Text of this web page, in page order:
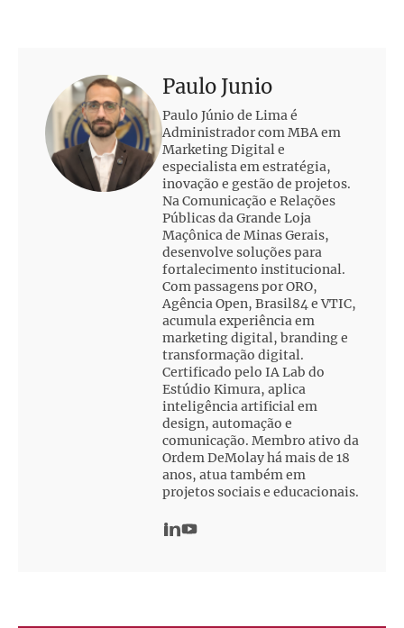
Paulo Junio
Paulo Júnio de Lima é
Administrador com MBA em
Marketing Digital e
especialista em estratégia,
inovação e gestão de projetos.
Na Comunicação e Relações
Públicas da Grande Loja
Maçônica de Minas Gerais,
desenvolve soluções para
fortalecimento institucional.
Com passagens por ORO,
Agência Open, Brasil84 e VTIC,
acumula experiência em
marketing digital, branding e
transformação digital.
Certificado pelo IA Lab do
Estúdio Kimura, aplica
inteligência artificial em
design, automação e
comunicação. Membro ativo da
Ordem DeMolay há mais de 18
anos, atua também em
projetos sociais e educacionais.